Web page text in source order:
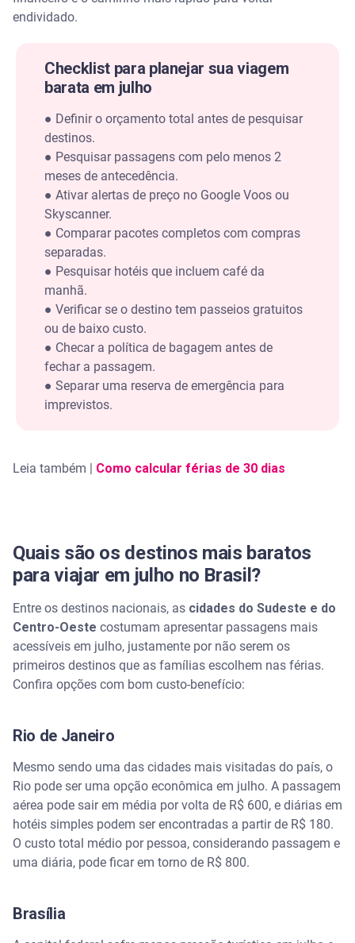
Busque hotéis com política de criança grátis
Prefira destinos com passeios gratuitos ou baratos
Procure pacotes com traslado e café da manhã
incluídos
Compre com bastante antecedência
Viagens de última hora em julho ainda
compensam?
Viagens de última hora em julho ainda
compensam?
Quando pode valer a pena
Quando não vale a pena
Onde é baixa temporada em julho para economizar
mais?
Centro-Oeste
Destinos internacionais fora do circuito turístico
principal
Planeje suas finanças antes de viajar
Perguntas frequentes sobre viagem barata em julho
de julho?
É mais barato viajar para o Chile ou Argentina em
julho?
Qual a diferença entre desejo e meta financeira?
endividado.
Checklist para planejar sua viagem
barata em julho
● Definir o orçamento total antes de pesquisar
destinos.
● Pesquisar passagens com pelo menos 2
meses de antecedência.
● Ativar alertas de preço no Google Voos ou
Skyscanner.
● Comparar pacotes completos com compras
separadas.
● Pesquisar hotéis que incluem café da
manhã.
● Verificar se o destino tem passeios gratuitos
ou de baixo custo.
● Checar a política de bagagem antes de
fechar a passagem.
● Separar uma reserva de emergência para
imprevistos.
Leia também | Como calcular férias de 30 dias
Quais são os destinos mais baratos
para viajar em julho no Brasil?
Entre os destinos nacionais, as cidades do Sudeste e do
Centro-Oeste costumam apresentar passagens mais
acessíveis em julho, justamente por não serem os
primeiros destinos que as famílias escolhem nas férias.
Confira opções com bom custo-benefício:
Rio de Janeiro
Mesmo sendo uma das cidades mais visitadas do país, o
Rio pode ser uma opção econômica em julho. A passagem
aérea pode sair em média por volta de R$ 600, e diárias em
hotéis simples podem ser encontradas a partir de R$ 180.
O custo total médio por pessoa, considerando passagem e
uma diária, pode ficar em torno de R$ 800.
Brasília